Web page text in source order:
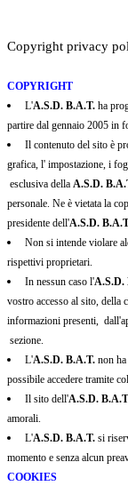
Copyright privacy
COPYRIGHT
L'A.S.D. B.A.T.ha
partire dal gennaio 2005 in
Il contenuto del sito è
grafica, l' impostazione, i
esclusiva della A.S.D.
personale. Ne è vietata la
presidente dell'A.S.D.
Non si intende violare
rispettivi proprietari.
In nessun caso l'A.S.D.
vostro accesso al sito, della
informazioni presenti,
sezione.
L'A.S.D. B.A.T.non ha
possibile accedere tramite
Il sito dell'A.S.D.
amorali.
L'A.S.D. B.A.T.si
momento e senza alcun
COOKIES